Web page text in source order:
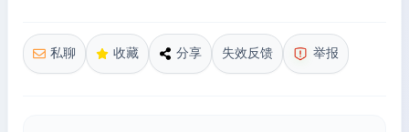
私聊 收藏 分享 失效反馈 举报